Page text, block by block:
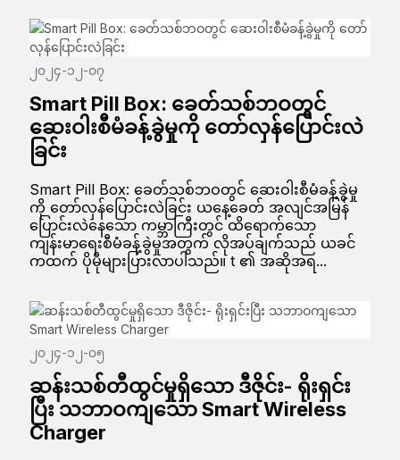
၂၀၂၄-၁၂-၀၇
Smart Pill Box: ခေတ်သစ်ဘဝတွင်
ဆေးဝါးစီမံခန့်ခွဲမှုကို တော်လှန်ပြောင်းလဲ
ခြင်း
Smart Pill Box: ခေတ်သစ်ဘဝတွင် ဆေးဝါးစီမံခန့်ခွဲမှု
ကို တော်လှန်ပြောင်းလဲခြင်း ယနေ့ခေတ် အလျင်အမြန်
ပြောင်းလဲနေသော ကမ္ဘာကြီးတွင် ထိရောက်သော
ကျန်းမာရေးစီမံခန့်ခွဲမှုအတွက် လိုအပ်ချက်သည် ယခင်
ကထက် ပိုမိုများပြားလာပါသည်။ t ၏ အဆိုအရ...
၂၀၂၄-၁၂-၀၅
ဆန်းသစ်တီထွင်မှုရှိသော ဒီဇိုင်း- ရိုးရှင်း
ပြီး သဘာဝကျသော Smart Wireless
Charger